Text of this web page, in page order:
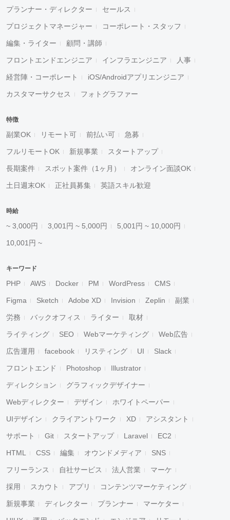
プランナー・ディレクター セールス
プロジェクトマネージャー コーポレート・スタッフ
編集・ライター 顧問・講師
フロントエンドエンジニア インフラエンジニア 人事
経営陣・コーポレート iOS/Androidアプリエンジニア
カスタマーサクセス フォトグラファー
特徴
副業OK リモート可 前払い可 急募
フルリモートOK 新規事業 スタートアップ
長期案件 スポット案件（1ヶ月） オンライン面談OK
土日週末OK 正社員募集 英語スキル歓迎
時給
~ 3,000円 3,001円 ~ 5,000円 5,001円 ~ 10,000円
10,001円 ~
キーワード
PHP AWS Docker PM WordPress CMS
Figma Sketch Adobe XD Invision Zeplin 副業
労務 バックオフィス ライター 取材
ライティング SEO Webマーケティング Web広告
広告運用 facebook リスティング UI Slack
フロントエンド Photoshop Illustrator
ディレクション グラフィックデザイナー
Webディレクター デザイン ホワイトペーパー
UIデザイン クライアントワーク XD アシスタント
サポート Git スタートアップ Laravel EC2
HTML CSS 編集 オウンドメディア SNS
フリーランス 自社サービス 法人営業 マーケ
採用 スカウト アプリ コンテンツマーケティング
新規事業 ディレクター プランナー マーケター